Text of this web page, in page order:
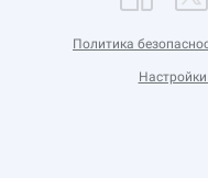
Политика